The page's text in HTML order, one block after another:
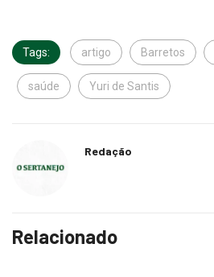
Tags: artigo Barretos
saúde Yuri de Santis
Redação
Relacionado